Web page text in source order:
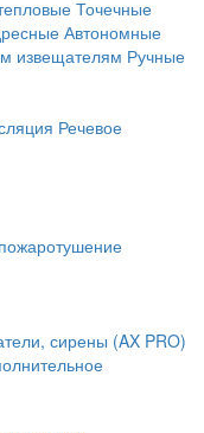
Точечные
Автономные
извещателям Ручные
Речевое
сирены (AX PRO)